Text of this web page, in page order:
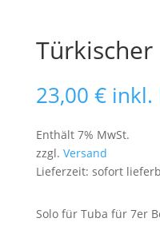
Türkischer
23,00 € inkl.
Enthält 7% MwSt.
zzgl. Versand
Lieferzeit: sofort
Solo für Tuba für 7er